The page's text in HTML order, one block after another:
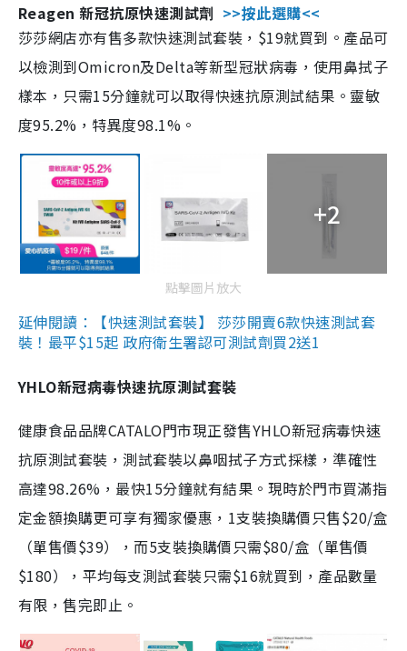
Reagen 新冠抗原快速測試劑 >>按此選購<<
莎莎網店亦有售多款快速測試套裝，$19就買到。產品可
以檢測到Omicron及Delta等新型冠狀病毒，使用鼻拭子
樣本，只需15分鐘就可以取得快速抗原測試結果。靈敏
度95.2%，特異度98.1%。
+2
點擊圖片放大
延伸閱讀：【快速測試套裝】 莎莎開賣6款快速測試套
裝！最平$15起 政府衛生署認可測試劑買2送1
YHLO新冠病毒快速抗原測試套裝
健康食品品牌CATALO門市現正發售YHLO新冠病毒快速
抗原測試套裝，測試套裝以鼻咽拭子方式採樣，準確性
高達98.26%，最快15分鐘就有結果。現時於門市買滿指
定金額換購更可享有獨家優惠，1支裝換購價只售$20/盒
（單售價$39），而5支裝換購價只需$80/盒（單售價
$180），平均每支測試套裝只需$16就買到，產品數量
有限，售完即止。